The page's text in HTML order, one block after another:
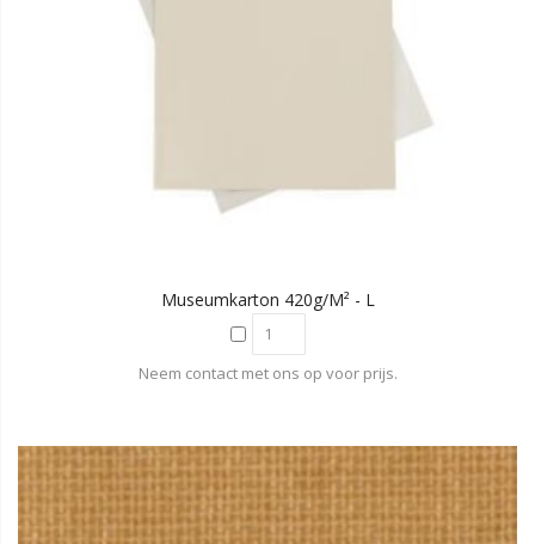
Museumkarton 420g/m² - L
Neem contact met ons op voor prijs.